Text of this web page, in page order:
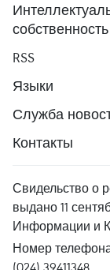
собственность
RSS
Языки
Служба
Контакты
Свидельство о
выдано 11
Информации и
Номер телефона: